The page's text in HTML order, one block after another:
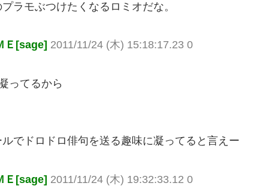
ラモぶつけたくなるロミオだな。
Ｅ[sage] 2011/11/24 (木) 15:18:17.23 0
ってるから
でドロドロ俳句を送る趣味に凝ってると言えー
Ｅ[sage] 2011/11/24 (木) 19:32:33.12 0